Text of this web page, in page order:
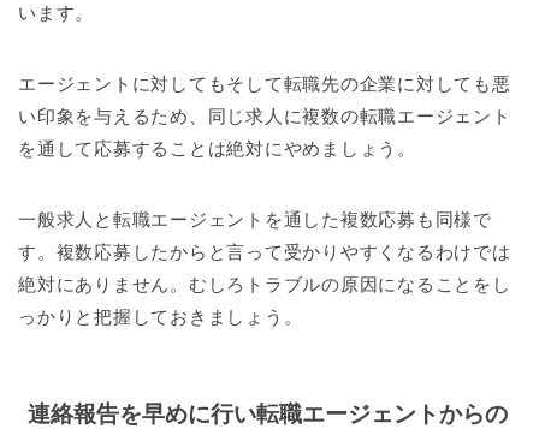
います。
エージェントに対してもそして転職先の企業に対しても悪
い印象を与えるため、同じ求人に複数の転職エージェント
を通して応募することは絶対にやめましょう。
一般求人と転職エージェントを通した複数応募も同様で
す。複数応募したからと言って受かりやすくなるわけでは
絶対にありません。むしろトラブルの原因になることをし
っかりと把握しておきましょう。
連絡報告を早めに行い転職エージェントからの